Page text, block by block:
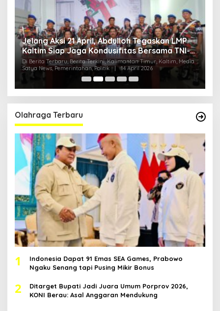
Jelang Aksi 21 April, Abdulloh Tegaskan LMP
Kaltim Siap Jaga Kondusifitas Bersama TNI-
Polri
Di Berita Terbaru, Berita Terkini, Kalimantan Timur, Kaltim, Media
Satya News, Pemerintahan, Politik
14 April 2026
Olahraga Terbaru
1
Indonesia Dapat 91 Emas SEA Games, Prabowo
Ngaku Senang tapi Pusing Mikir Bonus
2
Ditarget Bupati Jadi Juara Umum Porprov 2026,
KONI Berau: Asal Anggaran Mendukung